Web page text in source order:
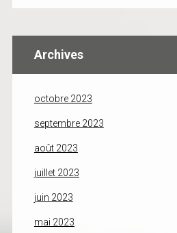
Archives
octobre 2023
septembre 2023
août 2023
juillet 2023
juin 2023
mai 2023